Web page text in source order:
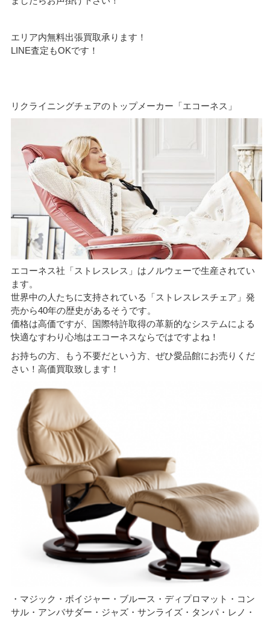
エリア内無料出張買取承ります！
LINE査定もOKです！
リクライニングチェアのトップメーカー「エコーネス」
エコーネス社「ストレスレス」はノルウェーで生産されてい
ます。
世界中の人たちに支持されている「ストレスレスチェア」発
売から40年の歴史があるそうです。
価格は高価ですが、国際特許取得の革新的なシステムによる
快適なすわり心地はエコーネスならではですよね！
お持ちの方、もう不要だという方、ぜひ愛品館にお売りくだ
さい！高価買取致します！
・マジック・ボイジャー・ブルース・ディプロマット・コン
サル・アンバサダー・ジャズ・サンライズ・タンパ・レノ・